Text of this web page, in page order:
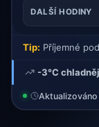
DALŠÍ HODINY
Tip: Příjemné
-3°C
Aktualizováno